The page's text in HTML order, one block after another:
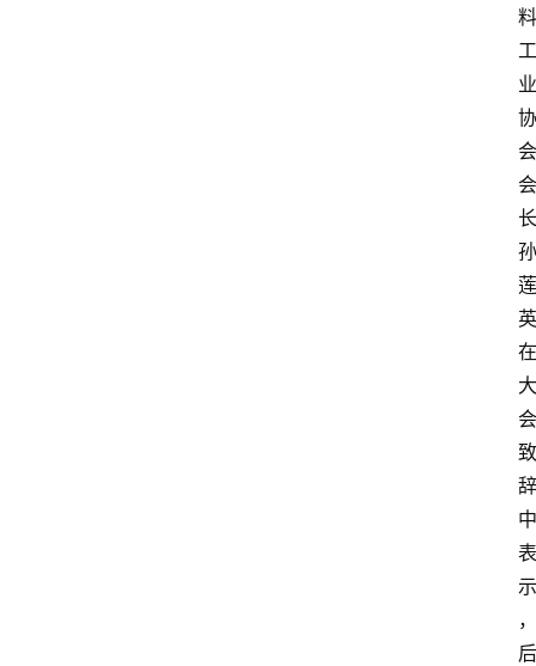
料
工
业
协
会
会
长
孙
莲
英
在
大
会
致
辞
中
表
示
，
后